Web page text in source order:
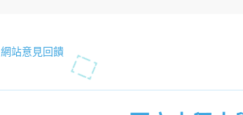
網站意見回饋